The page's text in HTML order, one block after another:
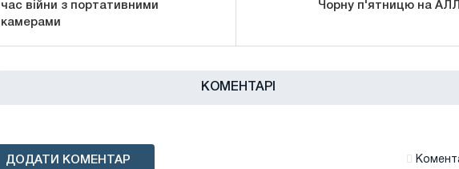
час війни з портативними
камерами
Чорну п'ятницю на
КОМЕНТАРІ
ДОДАТИ КОМЕНТАР